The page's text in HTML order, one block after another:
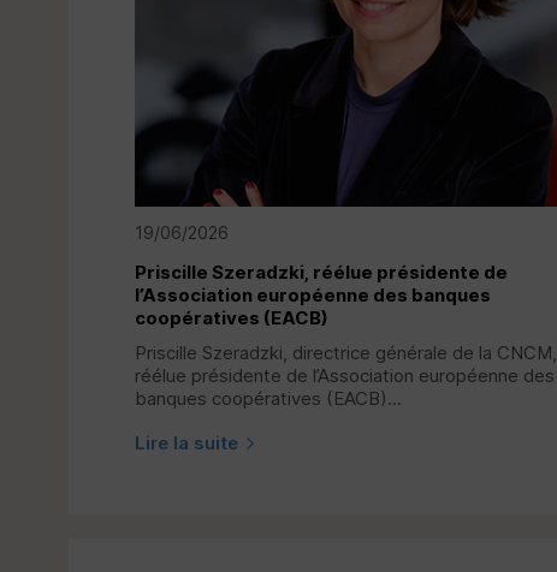
19/06/2026
Priscille Szeradzki, réélue présidente de
l’Association européenne des banques
coopératives (EACB)
Priscille Szeradzki, directrice générale de la CNCM,
réélue présidente de l’Association européenne des
banques coopératives (EACB)...
Lire la suite